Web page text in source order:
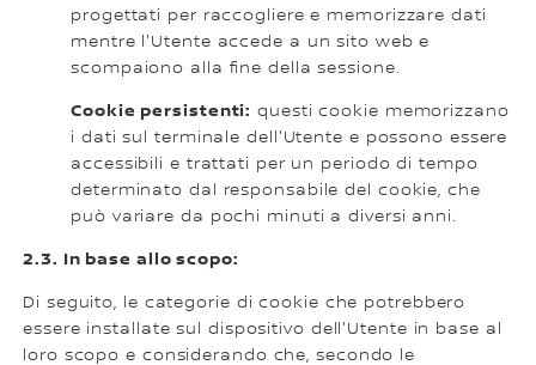
progettati per raccogliere e memorizzare dati
mentre l'Utente accede a un sito web e
scompaiono alla fine della sessione.
Cookie persistenti: questi cookie memorizzano
i dati sul terminale dell'Utente e possono essere
accessibili e trattati per un periodo di tempo
determinato dal responsabile del cookie, che
può variare da pochi minuti a diversi anni.
2.3. In base allo scopo:
Di seguito, le categorie di cookie che potrebbero
essere installate sul dispositivo dell'Utente in base al
loro scopo e considerando che, secondo le